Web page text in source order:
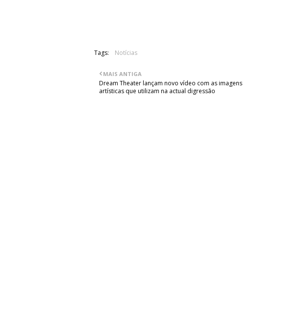
Tags: Notícias
MAIS ANTIGA
Dream Theater lançam novo vídeo com as imagens
artísticas que utilizam na actual digressão